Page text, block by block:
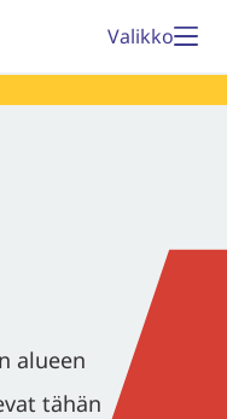
Valikko
alueen
tähän